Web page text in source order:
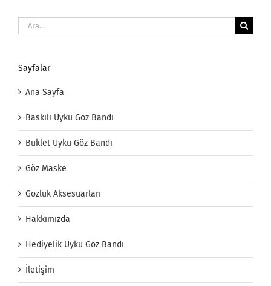
Ara:
Sayfalar
Ana Sayfa
Baskılı Uyku Göz Bandı
Buklet Uyku Göz Bandı
Göz Maske
Gözlük Aksesuarları
Hakkımızda
Hediyelik Uyku Göz Bandı
İletişim